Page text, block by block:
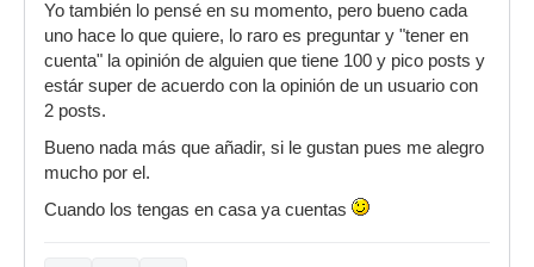
Yo también lo pensé en su momento, pero bueno cada
uno hace lo que quiere, lo raro es preguntar y "tener en
cuenta" la opinión de alguien que tiene 100 y pico posts y
estár super de acuerdo con la opinión de un usuario con
2 posts.
Bueno nada más que añadir, si le gustan pues me alegro
mucho por el.
Cuando los tengas en casa ya cuentas